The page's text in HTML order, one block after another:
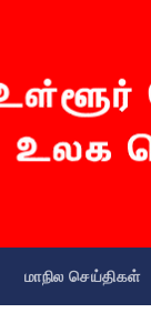
மாநில செய்திகள்